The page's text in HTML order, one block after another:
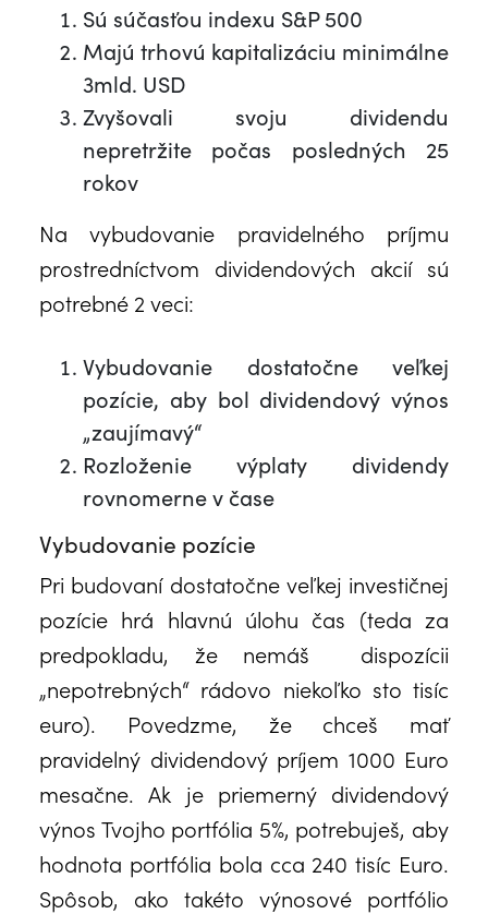
Sú súčasťou indexu S&P 500
Majú trhovú kapitalizáciu minimálne
3mld. USD
Zvyšovali svoju dividendu
nepretržite počas posledných 25
rokov
Na vybudovanie pravidelného príjmu
prostredníctvom dividendových akcií sú
potrebné 2 veci:
Vybudovanie dostatočne veľkej
pozície, aby bol dividendový výnos
„zaujímavý“
Rozloženie výplaty dividendy
rovnomerne v čase
Vybudovanie pozície
Pri budovaní dostatočne veľkej investičnej
pozície hrá hlavnú úlohu čas (teda za
predpokladu, že nemáš dispozícii
„nepotrebných“ rádovo niekoľko sto tisíc
euro). Povedzme, že chceš mať
pravidelný dividendový príjem 1000 Euro
mesačne. Ak je priemerný dividendový
výnos Tvojho portfólia 5%, potrebuješ, aby
hodnota portfólia bola cca 240 tisíc Euro.
Spôsob, ako takéto výnosové portfólio